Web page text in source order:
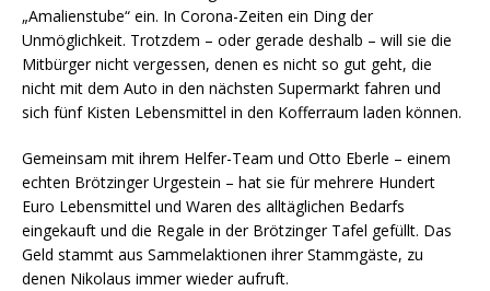
„Amalienstube“ ein. In Corona-Zeiten ein Ding der
Unmöglichkeit. Trotzdem – oder gerade deshalb – will sie die
Mitbürger nicht vergessen, denen es nicht so gut geht, die
nicht mit dem Auto in den nächsten Supermarkt fahren und
sich fünf Kisten Lebensmittel in den Kofferraum laden können.
Gemeinsam mit ihrem Helfer-Team und Otto Eberle – einem
echten Brötzinger Urgestein – hat sie für mehrere Hundert
Euro Lebensmittel und Waren des alltäglichen Bedarfs
eingekauft und die Regale in der Brötzinger Tafel gefüllt. Das
Geld stammt aus Sammelaktionen ihrer Stammgäste, zu
denen Nikolaus immer wieder aufruft.